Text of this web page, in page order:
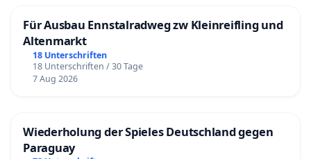
Für Ausbau Ennstalradweg zw Kleinreifling und
Altenmarkt
18 Unterschriften
18 Unterschriften / 30 Tage
7 Aug 2026
Wiederholung der Spieles Deutschland gegen
Paraguay